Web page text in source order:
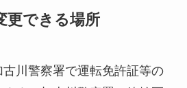
更できる場所
川警察署で運転免許証等の